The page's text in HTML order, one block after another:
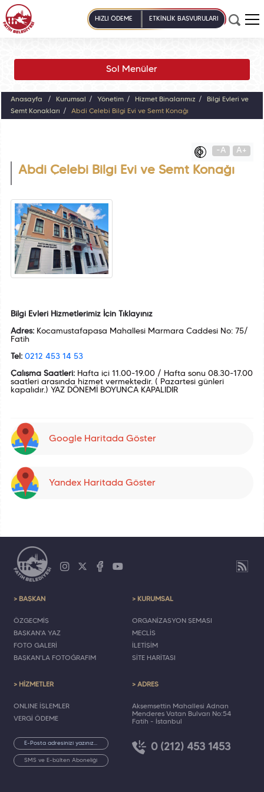
HIZLI ÖDEME ETKİNLİK BAŞVURULARI
Sol Menüler
Anasayfa Kurumsal Yönetim Hizmet Binalarımız
Bilgi Evleri ve
Semt Konakları
Abdi Çelebi Bilgi Evi ve Semt Konağı
-A A+
Abdi Çelebi Bilgi Evi ve Semt Konağı
Bilgi Evleri Hizmetlerimiz İçin Tıklayınız
Adres:Kocamustafapaşa Mahallesi Marmara Caddesi No: 75/
Fatih
Tel: 0212 453 14 53
Çalışma Saatleri: Hafta içi 11.00-19.00 / Hafta sonu 08.30-17.00
saatleri arasında hizmet vermektedir. ( Pazartesi günleri
kapalıdır.) YAZ DÖNEMİ BOYUNCA KAPALIDIR
Google Haritada Göster
Yandex Haritada Göster
> BAŞKAN
ÖZGEÇMİŞ
BAŞKAN'A YAZ
FOTO GALERİ
BAŞKAN'LA FOTOĞRAFIM
> KURUMSAL
ORGANİZASYON ŞEMASI
MECLİS
İLETİŞİM
SİTE HARİTASI
> HİZMETLER
ONLINE İŞLEMLER
VERGİ ÖDEME
SMS ve E-bülten Aboneliği
> ADRES
Akşemsettin Mahallesi Adnan
Menderes Vatan Bulvarı No:54
Fatih - İstanbul
0 (212) 453 1453